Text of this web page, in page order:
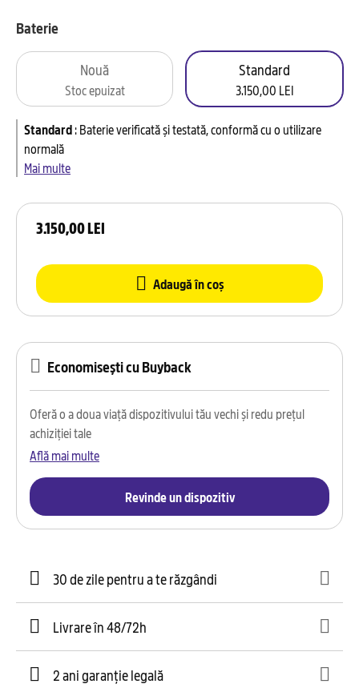
3.150,00 LEI
Adaugă în coș
Baterie
Nouă
Stoc epuizat
Standard
3.150,00 LEI
Standard:Baterie verificată și testată, conformă cu o utilizare
normală
Mai multe
Economisești cu Buyback
Oferă o a doua viață dispozitivului tău vechi și redu prețul
achiziției tale
Află mai multe
Revinde un dispozitiv
30 de zile pentru a te răzgândi
Livrare în 48/72h
2 ani garanție legală